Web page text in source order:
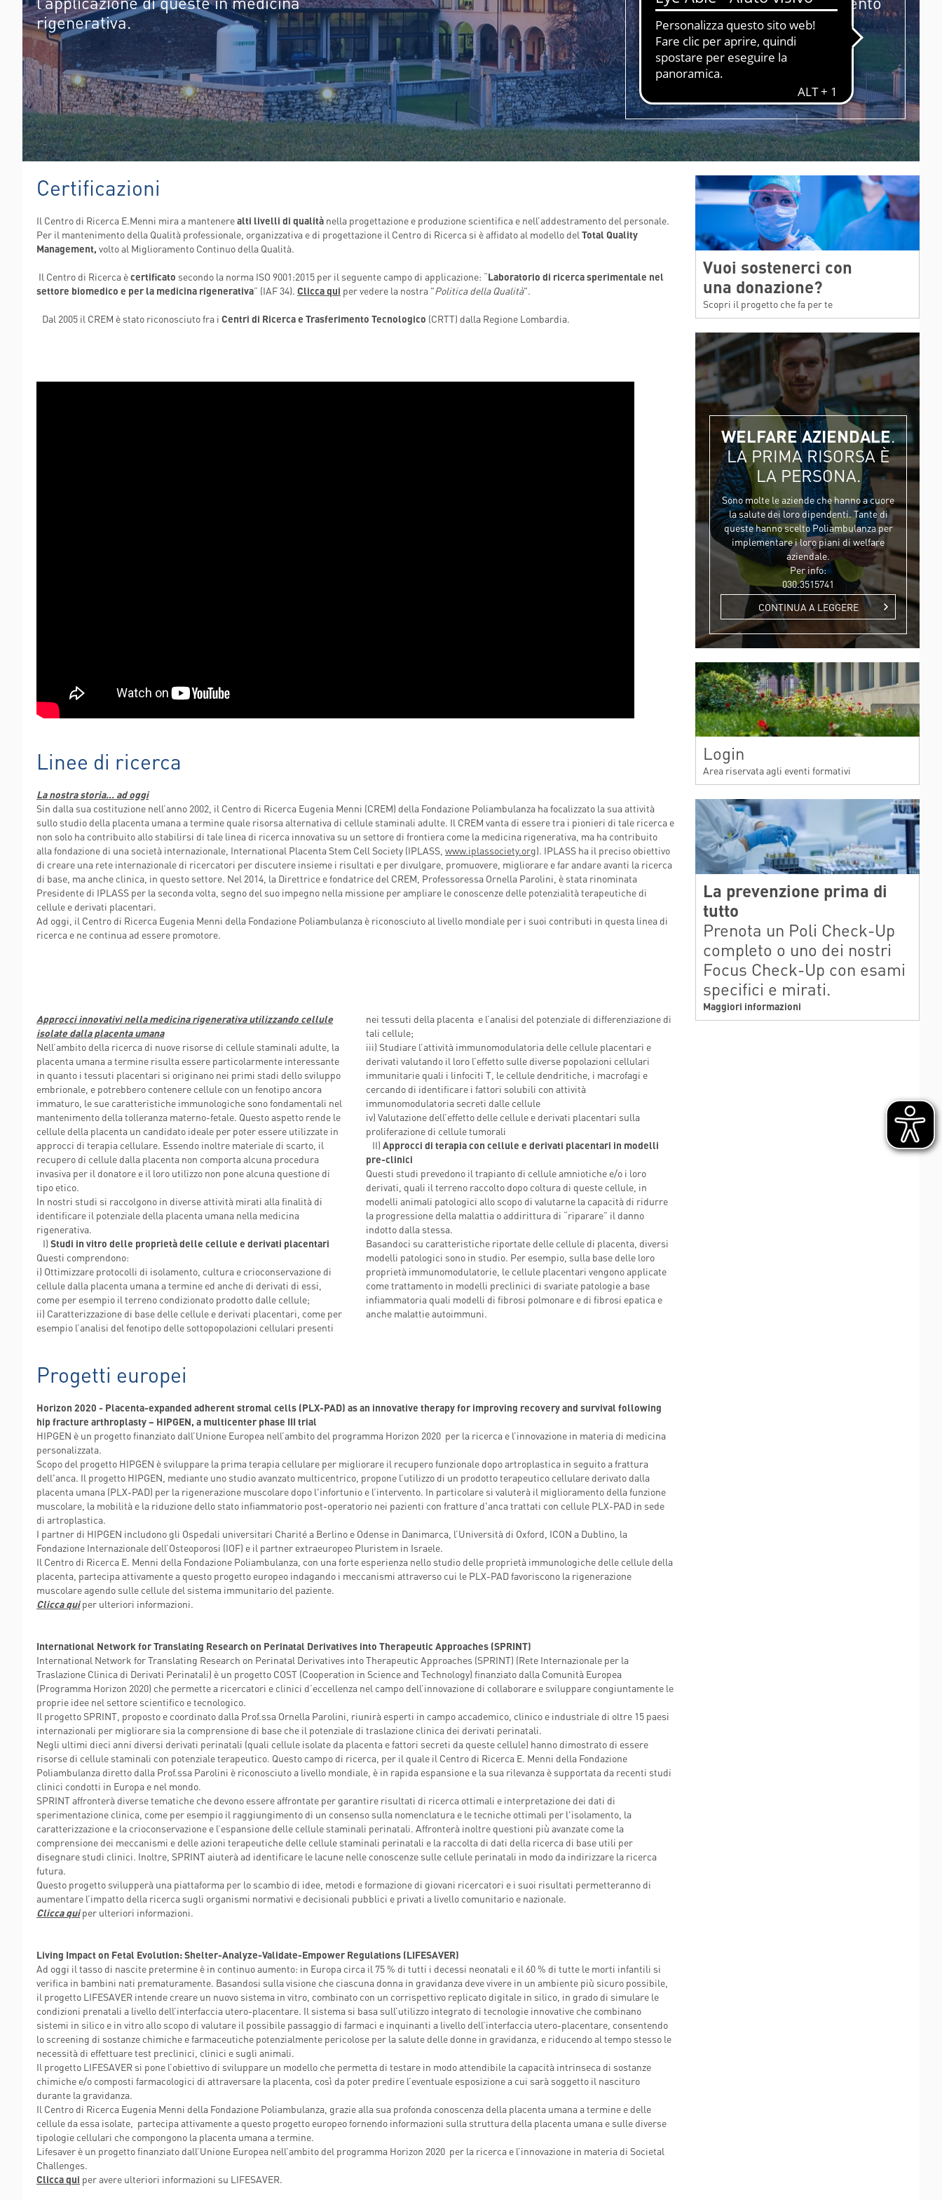
FLAMINIA
POLIAMBULANZA MEDICAL CENTER
RAPHAËL
INDICAZIONI PER IL MEDICO PRESCRITTORE
E PER IL PAZIENTE
TESSUTI
HORIZON 2020 - DR-BOB
HORIZON 2020 - HIPGEN
HORIZON 2020 - SPRINT
rigenerativa.
di costituzione del centro
stesso (2002).
MAGGIORI INFORMAZIONI
Certificazioni
Il Centro di Ricerca E.Menni mira a mantenerealti livelli di qualità nella progettazione e produzione scientifica e nell’addestramento del personale.
Per il mantenimento della Qualità professionale, organizzativa e di progettazione il Centro di Ricerca si è affidato al modello del Total Quality
Management, volto al Miglioramento Continuo della Qualità.
Il Centro di Ricerca ècertificato secondo la norma ISO 9001:2015 per il seguente campo di applicazione: “Laboratorio di ricerca sperimentale nel
settore biomedico e per la medicina rigenerativa” (IAF 34). Clicca qui per vedere la nostra "Politica della Qualità".
Dal 2005 il CREM è stato riconosciuto fra i Centri di Ricerca e Trasferimento Tecnologico (CRTT) dalla Regione Lombardia.
Linee di ricerca
La nostra storia… ad oggi
Sin dalla sua costituzione nell’anno 2002, il Centro di Ricerca Eugenia Menni (CREM) della Fondazione Poliambulanza ha focalizzato la sua attività
sullo studio della placenta umana a termine quale risorsa alternativa di cellule staminali adulte. Il CREM vanta di essere tra i pionieri di tale ricerca e
non solo ha contribuito allo stabilirsi di tale linea di ricerca innovativa su un settore di frontiera come la medicina rigenerativa, ma ha contribuito
alla fondazione di una società internazionale, International Placenta Stem Cell Society (IPLASS, www.iplassociety.org). IPLASS ha il preciso obiettivo
di creare una rete internazionale di ricercatori per discutere insieme i risultati e per divulgare, promuovere, migliorare e far andare avanti la ricerca
di base, ma anche clinica, in questo settore. Nel 2014, la Direttrice e fondatrice del CREM, Professoressa Ornella Parolini, è stata rinominata
Presidente di IPLASS per la seconda volta, segno del suo impegno nella missione per ampliare le conoscenze delle potenzialità terapeutiche di
cellule e derivati placentari.
Ad oggi, il Centro di Ricerca Eugenia Menni della Fondazione Poliambulanza è riconosciuto al livello mondiale per i suoi contributi in questa linea di
ricerca e ne continua ad essere promotore.
Approcci innovativi nella medicina rigenerativa utilizzando cellule
isolate dalla placenta umana
Nell’ambito della ricerca di nuove risorse di cellule staminali adulte, la
placenta umana a termine risulta essere particolarmente interessante
in quanto i tessuti placentari si originano nei primi stadi dello sviluppo
embrionale, e potrebbero contenere cellule con un fenotipo ancora
immaturo, le sue caratteristiche immunologiche sono fondamentali nel
mantenimento della tolleranza materno-fetale. Questo aspetto rende le
cellule della placenta un candidato ideale per poter essere utilizzate in
approcci di terapia cellulare. Essendo inoltre materiale di scarto, il
recupero di cellule dalla placenta non comporta alcuna procedura
invasiva per il donatore e il loro utilizzo non pone alcuna questione di
tipo etico.
In nostri studi si raccolgono in diverse attività mirati alla finalità di
identificare il potenziale della placenta umana nella medicina
rigenerativa.
I) Studi in vitro delle proprietà delle cellule e derivati placentari
Questi comprendono:
i) Ottimizzare protocolli di isolamento, cultura e crioconservazione di
cellule dalla placenta umana a termine ed anche di derivati di essi,
come per esempio il terreno condizionato prodotto dalle cellule;
ii) Caratterizzazione di base delle cellule e derivati placentari, come per
esempio l’analisi del fenotipo delle sottopopolazioni cellulari presenti
nei tessuti della placenta e l’analisi del potenziale di differenziazione di
tali cellule;
iii) Studiare l’attività immunomodulatoria delle cellule placentari e
derivati valutando il loro l’effetto sulle diverse popolazioni cellulari
immunitarie quali i linfociti T, le cellule dendritiche, i macrofagi e
cercando di identificare i fattori solubili con attività
immunomodulatoria secreti dalle cellule
iv) Valutazione dell’effetto delle cellule e derivati placentari sulla
proliferazione di cellule tumorali
II) Approcci di terapia con cellule e derivati placentari in modelli
pre-clinici
Questi studi prevedono il trapianto di cellule amniotiche e/o i loro
derivati, quali il terreno raccolto dopo coltura di queste cellule, in
modelli animali patologici allo scopo di valutarne la capacità di ridurre
la progressione della malattia o addirittura di “riparare” il danno
indotto dalla stessa.
Basandoci su caratteristiche riportate delle cellule di placenta, diversi
modelli patologici sono in studio. Per esempio, sulla base delle loro
proprietà immunomodulatorie, le cellule placentari vengono applicate
come trattamento in modelli preclinici di svariate patologie a base
infiammatoria quali modelli di fibrosi polmonare e di fibrosi epatica e
anche malattie autoimmuni.
Progetti europei
Horizon 2020 - Placenta-expanded adherent stromal cells (PLX-PAD) as an innovative therapy for improving recovery and survival following
hip fracture arthroplasty – HIPGEN, a multicenter phase III trial
HIPGEN è un progetto finanziato dall’Unione Europea nell’ambito del programma Horizon 2020 per la ricerca e l’innovazione in materia di medicina
personalizzata.
Scopo del progetto HIPGEN è sviluppare la prima terapia cellulare per migliorare il recupero funzionale dopo artroplastica in seguito a frattura
dell'anca. Il progetto HIPGEN, mediante uno studio avanzato multicentrico, propone l’utilizzo di un prodotto terapeutico cellulare derivato dalla
placenta umana (PLX-PAD) per la rigenerazione muscolare dopo l'infortunio e l’intervento. In particolare si valuterà il miglioramento della funzione
muscolare, la mobilità e la riduzione dello stato infiammatorio post-operatorio nei pazienti con fratture d'anca trattati con cellule PLX-PAD in sede
di artroplastica.
I partner di HIPGEN includono gli Ospedali universitari Charité a Berlino e Odense in Danimarca, l’Università di Oxford, ICON a Dublino, la
Fondazione Internazionale dell’Osteoporosi (IOF) e il partner extraeuropeo Pluristem in Israele.
Il Centro di Ricerca E. Menni della Fondazione Poliambulanza, con una forte esperienza nello studio delle proprietà immunologiche delle cellule della
placenta, partecipa attivamente a questo progetto europeo indagando i meccanismi attraverso cui le PLX-PAD favoriscono la rigenerazione
muscolare agendo sulle cellule del sistema immunitario del paziente.
Clicca quiper ulteriori informazioni.
International Network for Translating Research on Perinatal Derivatives into Therapeutic Approaches (SPRINT)
International Network for Translating Research on Perinatal Derivatives into Therapeutic Approaches (SPRINT) (Rete Internazionale per la
Traslazione Clinica di Derivati Perinatali) è un progetto COST (Cooperation in Science and Technology) finanziato dalla Comunità Europea
(Programma Horizon 2020) che permette a ricercatori e clinici d’eccellenza nel campo dell’innovazione di collaborare e sviluppare congiuntamente le
proprie idee nel settore scientifico e tecnologico.
Il progetto SPRINT, proposto e coordinato dalla Prof.ssa Ornella Parolini, riunirà esperti in campo accademico, clinico e industriale di oltre 15 paesi
internazionali per migliorare sia la comprensione di base che il potenziale di traslazione clinica dei derivati perinatali.
Negli ultimi dieci anni diversi derivati perinatali (quali cellule isolate da placenta e fattori secreti da queste cellule) hanno dimostrato di essere
risorse di cellule staminali con potenziale terapeutico. Questo campo di ricerca, per il quale il Centro di Ricerca E. Menni della Fondazione
Poliambulanza diretto dalla Prof.ssa Parolini è riconosciuto a livello mondiale, è in rapida espansione e la sua rilevanza è supportata da recenti studi
clinici condotti in Europa e nel mondo.
SPRINT affronterà diverse tematiche che devono essere affrontate per garantire risultati di ricerca ottimali e interpretazione dei dati di
sperimentazione clinica, come per esempio il raggiungimento di un consenso sulla nomenclatura e le tecniche ottimali per l'isolamento, la
caratterizzazione e la crioconservazione e l’espansione delle cellule staminali perinatali. Affronterà inoltre questioni più avanzate come la
comprensione dei meccanismi e delle azioni terapeutiche delle cellule staminali perinatali e la raccolta di dati della ricerca di base utili per
disegnare studi clinici. Inoltre, SPRINT aiuterà ad identificare le lacune nelle conoscenze sulle cellule perinatali in modo da indirizzare la ricerca
futura.
Questo progetto svilupperà una piattaforma per lo scambio di idee, metodi e formazione di giovani ricercatori e i suoi risultati permetteranno di
aumentare l’impatto della ricerca sugli organismi normativi e decisionali pubblici e privati a livello comunitario e nazionale.
Clicca quiper ulteriori informazioni.
Living Impact on Fetal Evolution: Shelter-Analyze-Validate-Empower Regulations (LIFESAVER)
Ad oggi il tasso di nascite pretermine è in continuo aumento: in Europa circa il 75 % di tutti i decessi neonatali e il 60 % di tutte le morti infantili si
verifica in bambini nati prematuramente. Basandosi sulla visione che ciascuna donna in gravidanza deve vivere in un ambiente più sicuro possibile,
il progetto LIFESAVER intende creare un nuovo sistema in vitro, combinato con un corrispettivo replicato digitale in silico, in grado di simulare le
condizioni prenatali a livello dell’interfaccia utero-placentare. Il sistema si basa sull’utilizzo integrato di tecnologie innovative che combinano
sistemi in silico e in vitro allo scopo di valutare il possibile passaggio di farmaci e inquinanti a livello dell’interfaccia utero-placentare, consentendo
lo screening di sostanze chimiche e farmaceutiche potenzialmente pericolose per la salute delle donne in gravidanza, e riducendo al tempo stesso le
necessità di effettuare test preclinici, clinici e sugli animali.
Il progetto LIFESAVER si pone l’obiettivo di sviluppare un modello che permetta di testare in modo attendibile la capacità intrinseca di sostanze
chimiche e/o composti farmacologici di attraversare la placenta, così da poter predire l’eventuale esposizione a cui sarà soggetto il nascituro
durante la gravidanza.
Il Centro di Ricerca Eugenia Menni della Fondazione Poliambulanza, grazie alla sua profonda conoscenza della placenta umana a termine e delle
cellule da essa isolate, partecipa attivamente a questo progetto europeo fornendo informazioni sulla struttura della placenta umana e sulle diverse
tipologie cellulari che compongono la placenta umana a termine.
Lifesaver è un progetto finanziato dall’Unione Europea nell’ambito del programma Horizon 2020 per la ricerca e l’innovazione in materia di Societal
Challenges.
Clicca qui per avere ulteriori informazioni su LIFESAVER.
Vuoi sostenerci con
una donazione?
Scopri il progetto che fa per te
WELFARE AZIENDALE.
LA PRIMA RISORSA È
LA PERSONA.
Sono molte le aziende che hanno a cuore
la salute dei loro dipendenti. Tante di
queste hanno scelto Poliambulanza per
implementare i loro piani di welfare
aziendale.
Per info:
030.3515741
CONTINUA A LEGGERE
Login
Area riservata agli eventi formativi
La prevenzione prima di
tutto
Prenota un Poli Check-Up
completo o uno dei nostri
Focus Check-Up con esami
specifici e mirati.
Maggiori informazioni